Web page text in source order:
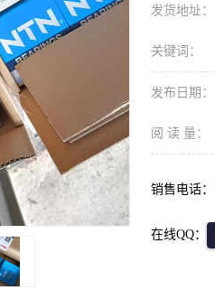
发货地址：
关键词：
发布日期：
阅 读 量：
销售电话：
在线QQ：